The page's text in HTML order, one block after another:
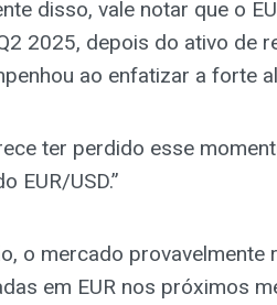
disso, vale notar que o
2025, depois do ativo de
ao enfatizar a forte
ter perdido esse
EUR/USD.”
o mercado
em EUR nos próximos